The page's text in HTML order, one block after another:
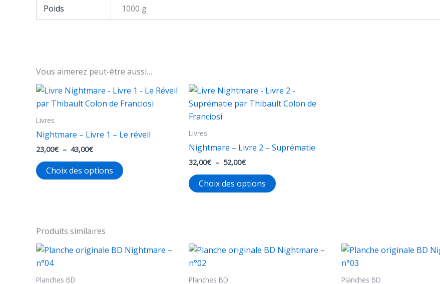
Poids 1000 g
Vous aimerez peut-être aussi…
Livres
Nightmare – Livre 1 – Le réveil
23,00€ – 43,00€Plage
prix :
23,00€
Choix des options
produit
peuvent
Livres
Nightmare – Livre 2 – Suprématie
32,00€ – 52,00€Plage
prix :
32,00€
Choix des options
produit
options
Produits similaires
Planches BD Planches BD Planches BD